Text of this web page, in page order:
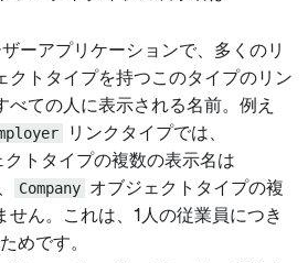
ーアプリケーションで、多くのリ
クトタイプを持つこのタイプのリン
べての人に表示される名前。例え
リンクタイプでは、
クトタイプの複数の表示名は
Company オブジェクトタイプの複
せん。これは、1人の従業員につき
めです。